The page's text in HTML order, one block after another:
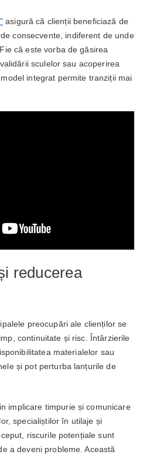
asigură că clienții beneficiază de
consecvente, indiferent de unde
că este vorba de găsirea
sculelor sau acoperirea
integrat permite tranziții mai
reducerea
preocupări ale clienților se
continuitate și risc. Întârzierile
materialelor sau
și pot perturba lanțurile de
implicare timpurie și comunicare
specialiștilor în utilaje și
riscurile potențiale sunt
a deveni probleme. Această